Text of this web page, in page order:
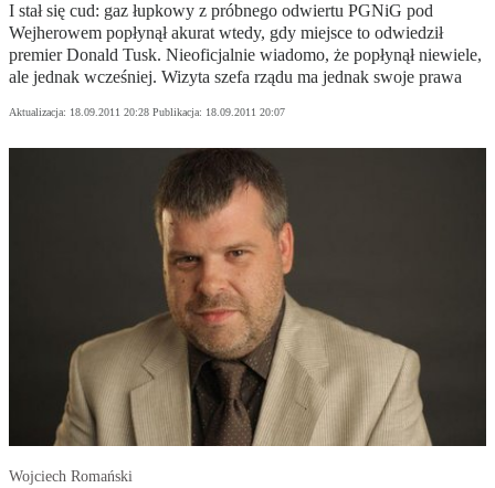
I stał się cud: gaz łupkowy z próbnego odwiertu PGNiG pod
Wejherowem popłynął akurat wtedy, gdy miejsce to odwiedził
premier Donald Tusk. Nieoficjalnie wiadomo, że popłynął niewiele,
ale jednak wcześniej. Wizyta szefa rządu ma jednak swoje prawa
Aktualizacja: 18.09.2011 20:28 Publikacja: 18.09.2011 20:07
Wojciech Romański